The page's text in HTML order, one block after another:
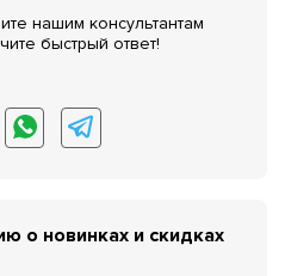
нашим консультантам
быстрый ответ!
о новинках и скидках